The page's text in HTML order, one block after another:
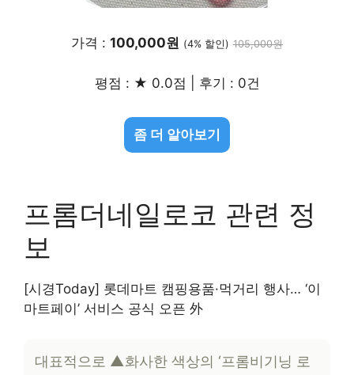
가격 : 100,000원 (4% 할인) 105,000원
평점 : ★ 0.0점 | 후기 : 0건
좀 더 알아보기
프롬더네일로코 관련 정
보
[시경Today] 롯데마트 캠핑용품·먹거리 행사… ‘이
마트페이’ 서비스 공식 오픈 外
대표적으로 ▲화사한 색상의 ‘프롬비기닝 로